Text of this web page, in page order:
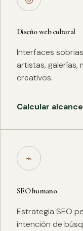
Diseño web cultural
Interfaces
artistas, galerías,
creativos.
Calcular alcance
⌁
SEO humano
Estrategia SEO
intención de